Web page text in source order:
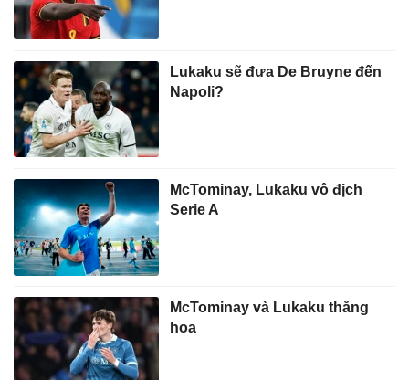
Lukaku sẽ đưa De Bruyne đến
Napoli?
McTominay, Lukaku vô địch
Serie A
McTominay và Lukaku thăng
hoa